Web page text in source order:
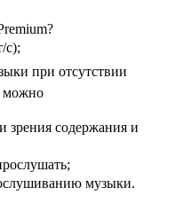
с);
при отсутствии
можно
зрения содержания и
музыки.